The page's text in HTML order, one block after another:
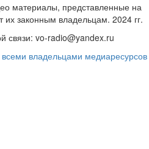
материалы, представленные на
законным владельцам. 2024 гг.
связи: vo-radio@yandex.ru
владельцами медиаресурсов